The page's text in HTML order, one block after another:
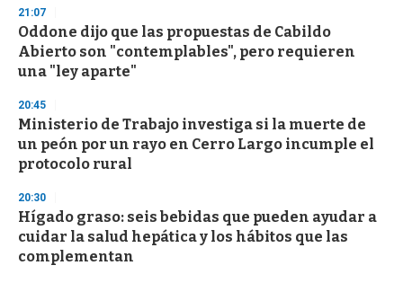
21:07
Oddone dijo que las propuestas de Cabildo
Abierto son "contemplables", pero requieren
una "ley aparte"
20:45
Ministerio de Trabajo investiga si la muerte de
un peón por un rayo en Cerro Largo incumple el
protocolo rural
20:30
Hígado graso: seis bebidas que pueden ayudar a
cuidar la salud hepática y los hábitos que las
complementan